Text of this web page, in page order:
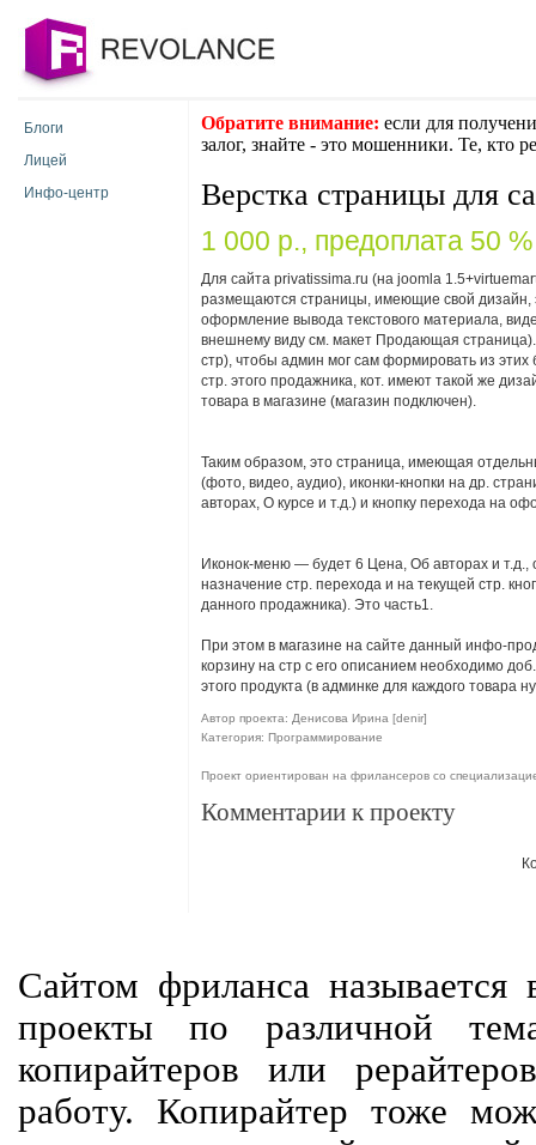
Блоги
Лицей
Инфо-центр
Обратите внимание: если для
залог, знайте - это мошенники. Те, кто
Верстка страницы для
1 000 p., предоплата 50 %
Для сайта privatissima.ru (на joomla
размещаются страницы, имеющие свой дизайн,
оформление вывода текстового материала,
внешнему виду см. макет Продающая
стр), чтобы админ мог сам формировать из
стр. этого продажника, кот. имеют такой же
товара в магазине (магазин подключен).
Таким образом, это страница, имеющая
(фото, видео, аудио), иконки-кнопки на др.
авторах, О курсе и т.д.) и кнопку перехода на
Иконок-меню — будет 6 Цена, Об авторах и т.д.,
назначение стр. перехода и на текущей стр.
данного продажника). Это часть1.
При этом в магазине на сайте данный инфо-
корзину на стр с его описанием необходимо
этого продукта (в админке для каждого товара
Автор проекта: Денисова Ирина [denir]
Категория: Программирование
Проект ориентирован на фрилансеров со
Комментарии к проекту
Сайтом фриланса называется
проекты по различной
копирайтеров или
работу. Копирайтер тоже